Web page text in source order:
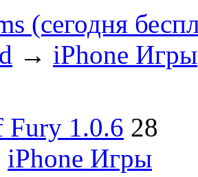
(сегодня
→ iPhone Игры
Fury 1.0.6 28
iPhone Игры